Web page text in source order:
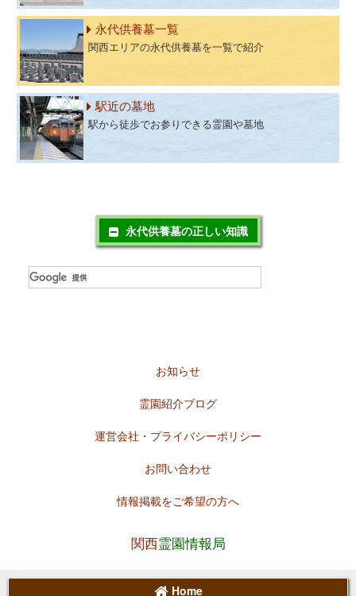
永代供養墓一覧
関西エリアの永代供養墓を一覧で紹介
駅近の墓地
駅から徒歩でお参りできる霊園や墓地
永代供養墓の正しい知識
お知らせ
霊園紹介ブログ
運営会社・プライバシーポリシー
お問い合わせ
情報掲載をご希望の方へ
関西霊園情報局
Home